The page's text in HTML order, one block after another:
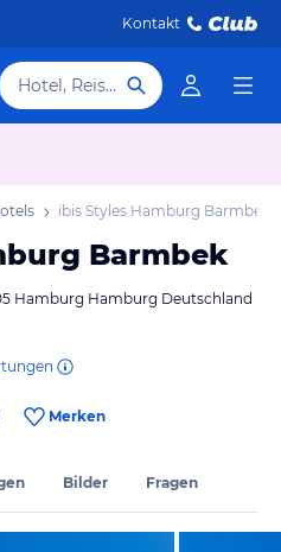
Kontakt
Hotel, Reiseziel
ibis Styles Hamburg Barmbek
Barmbek
Hamburg Hamburg Deutschland
Merken
Bilder Fragen